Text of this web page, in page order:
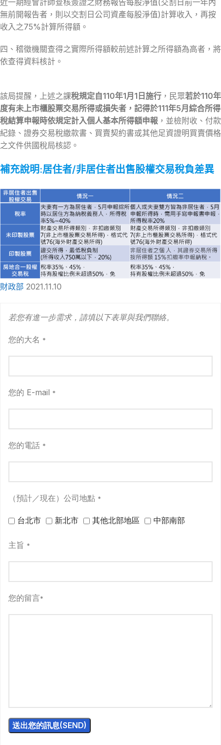
近一期經會計師查核簽證之財務報告每股淨值(交割日前一年內
無前開報告者，則以交割日公司資產每股淨值)計算收入，再按
收入之75%計算所得額。
四、稽徵機關查得之實際所得額較前述計算之所得額為高者，將
依查得資料核計。
該局提醒，上述之課稅規定自110年1月1日施行 ，民眾若於110年
度有未上市櫃股票交易所得或損失者，記得於111年5月綜合所得
稅結算申報時依規定計入個人基本所得額申報 ，並檢附收、付款
紀錄、證券交易稅繳款書、買賣契約書或其他足資證明買賣價格
之文件供國稅局核認。
補充說明:居住者/非居住者出售股權交易稅負差異
財政部 2021.11.10
若您有進一步需求，請填以下表單與我們聯絡。
您的大名 *
您的 E-mail *
您的電話 *
（預計／現在）公司地點 *
台北市 新北市 其他北部地區 中部南部
主旨 *
您的留言*